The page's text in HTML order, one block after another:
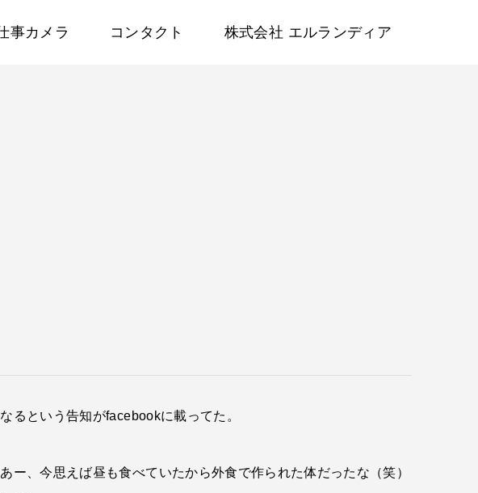
事カメラ コンタクト 株式会社 エルランディア
るという告知がfacebookに載ってた。
、今思えば昼も食べていたから外食で作られた体だったな（笑）